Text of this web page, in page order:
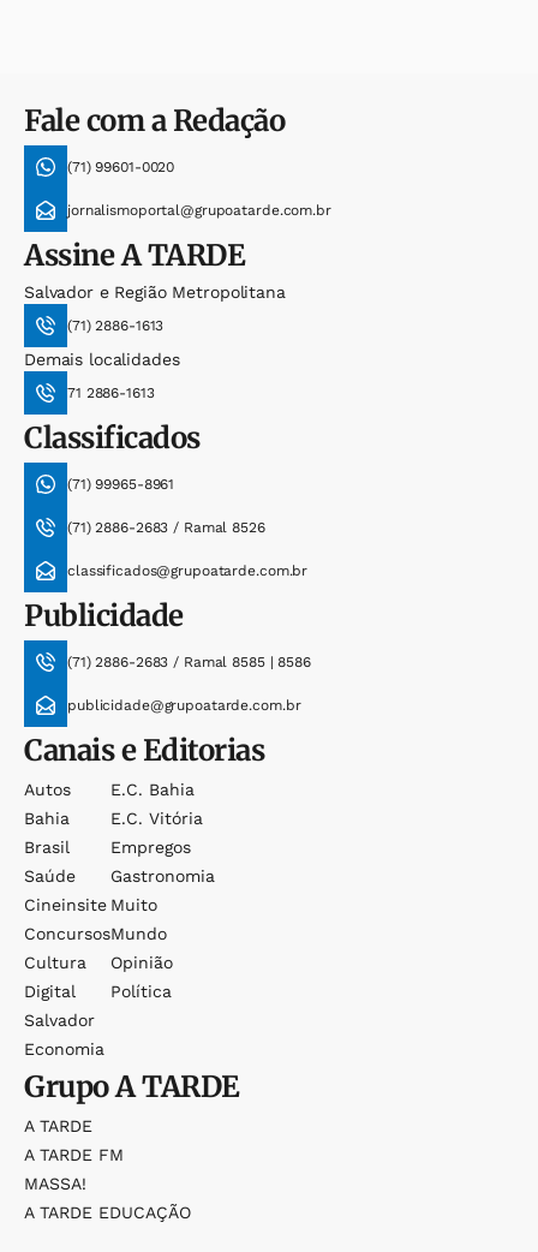
Fale com a Redação
(71) 99601-0020
jornalismoportal@grupoatarde.com.br
AssineA TARDE
Salvador e Região Metropolitana
(71) 2886-1613
Demais localidades
71 2886-1613
Classificados
(71) 99965-8961
(71) 2886-2683 / Ramal 8526
classificados@grupoatarde.com.br
Publicidade
(71) 2886-2683 / Ramal 8585 | 8586
publicidade@grupoatarde.com.br
Canais e Editorias
Autos
Bahia
Brasil
Saúde
Cineinsite
Concursos
Cultura
Digital
Salvador
Economia
E.c. Bahia
E.c. Vitória
Empregos
Gastronomia
Muito
Mundo
Opinião
Política
GrupoA TARDE
A TARDE
A TARDE FM
MASSA!
A TARDE EDUCAÇÃO